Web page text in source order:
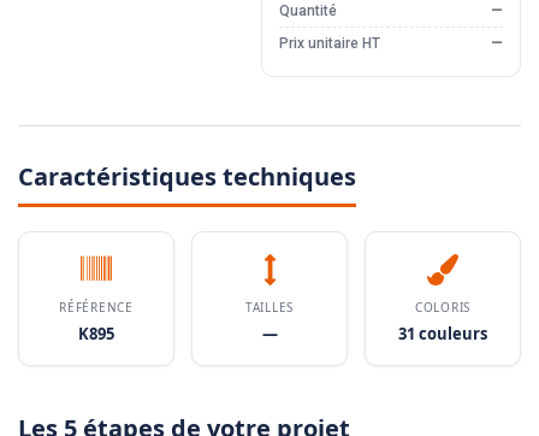
Quantité
—
Prix unitaire HT
—
Caractéristiques techniques
RÉFÉRENCE
K895
TAILLES
—
COLORIS
31 couleurs
Les 5 étapes de votre projet